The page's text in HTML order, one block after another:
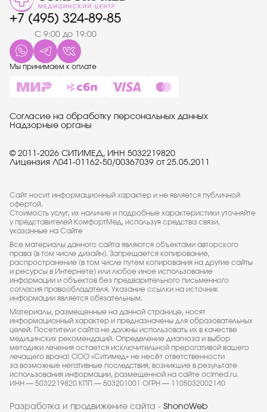
+7 (495) 324-89-85
С 9:00 до 19:00
Мы принимаем к оплате
© 2011-2026 СИТИМЕД, ИНН 5032219820
Лицензия Л041-01162-50/00367039 от 25.05.2011
Согласие на обработку персональных данных
Надзорные органы
Сайт носит информационный характер и не является публичной
офертой.
Стоимость услуг, их наличие и подробные характеристики уточняйте
у представителей КомфортМед, используя средства связи,
указанные на Сайте
Все материалы данного сайта являются объектами авторского
права (в том числе дизайн). Запрещается копирование,
распространение (в том числе путем копирования на другие сайты
и ресурсы в Интернете) или любое иное использование
информации и объектов без предварительного письменного
согласия правообладателя. Указание ссылки на источник
информации является обязательным.
Материалы, размещенные на данной странице, носят
информационный характер и предназначены для образовательных
целей. Посетители сайта не должны использовать их в качестве
медицинских рекомендаций. Определение диагноза и выбор
методики лечения остается исключительной прерогативой вашего
лечащего врача! ООО «Ситимед» не несёт ответственности
за возможные негативные последствия, возникшие в результате
использования информации, размещенной на сайте ocimed.ru.
ИНН — 5032219820 КПП — 503201001 ОГРН — 1105032002140
Разработка и продвижение сайта - ShonoWeb